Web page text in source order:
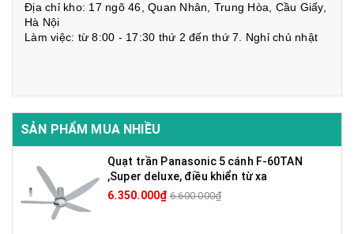
Địa chỉ kho: 17 ngõ 46, Quan Nhân, Trung Hòa, Cầu Giấy,
Hà Nội
Làm việc: từ 8:00 - 17:30 thứ 2 đến thứ 7. Nghỉ chủ nhật
SẢN PHẨM MUA NHIỀU
Quạt trần Panasonic 5 cánh F-60TAN
,Super deluxe, điều khiển từ xa
6.350.000₫ 6.600.000₫